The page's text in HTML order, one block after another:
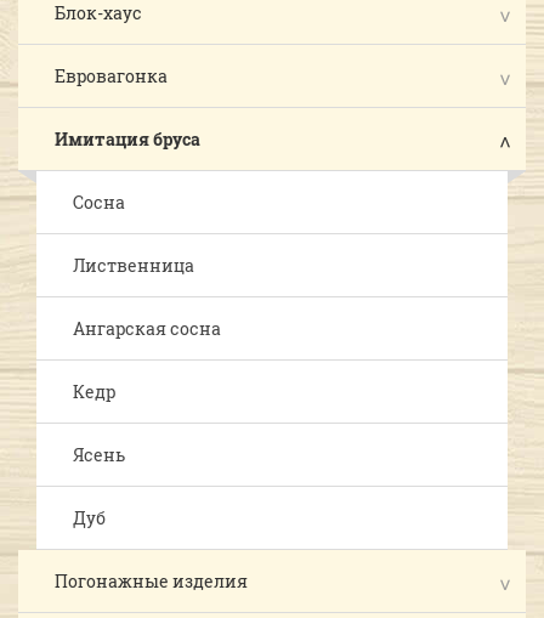
Блок-хаус
Евровагонка
Имитация бруса
Сосна
Лиственница
Ангарская сосна
Кедр
Ясень
Дуб
Погонажные изделия